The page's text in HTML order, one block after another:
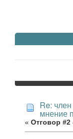
Re:
мнение
« Отговор #2